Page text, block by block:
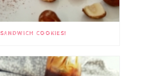
SANDWICH COOKIES!